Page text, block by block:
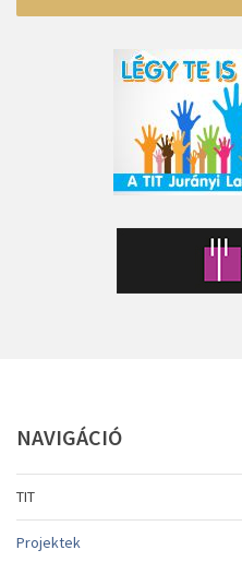
NAVIGÁCIÓ
TIT
Projektek